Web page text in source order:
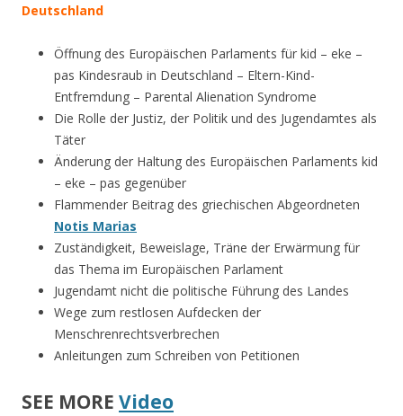
Deutschland
Öffnung des Europäischen Parlaments für kid – eke –
pas Kindesraub in Deutschland – Eltern-Kind-
Entfremdung – Parental Alienation Syndrome
Die Rolle der Justiz, der Politik und des Jugendamtes als
Täter
Änderung der Haltung des Europäischen Parlaments kid
– eke – pas gegenüber
Flammender Beitrag des griechischen Abgeordneten
Notis Marias
Zuständigkeit, Beweislage, Träne der Erwärmung für
das Thema im Europäischen Parlament
Jugendamt nicht die politische Führung des Landes
Wege zum restlosen Aufdecken der
Menschrenrechtsverbrechen
Anleitungen zum Schreiben von Petitionen
SEE MORE Video